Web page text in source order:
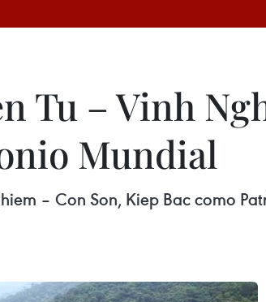
Tu – Vinh
Mundial
– Con Son, Kiep Bac como